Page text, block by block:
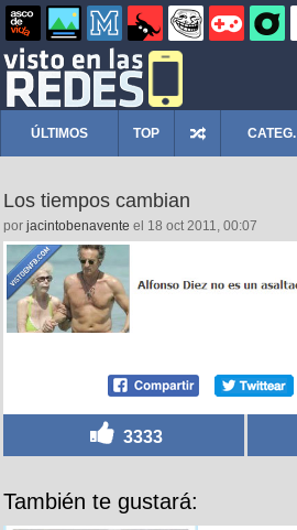
ÚLTIMOS TOP CATEG.
Los tiempos cambian
por jacintobenavente el 18 oct 2011, 00:07
3333
También te gustará: